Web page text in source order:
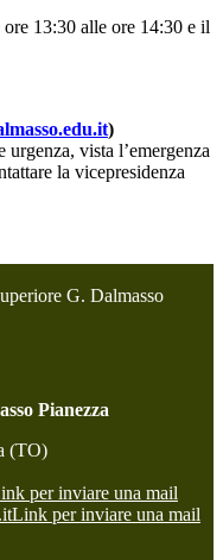
13:30 alle ore 14:30 e il
)
vista l’emergenza
la vicepresidenza
G. Dalmasso
Pianezza
(TO)
per inviare una mail
Link per inviare una mail